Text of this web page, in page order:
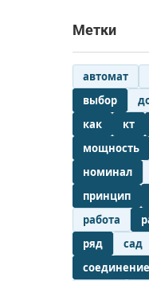
Метки
автомат
выбор
как
кт
мощность
номинал
принцип
работа
ряд
сад
соединение